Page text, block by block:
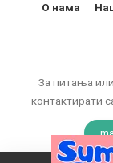
За питања
контактирати
О нама